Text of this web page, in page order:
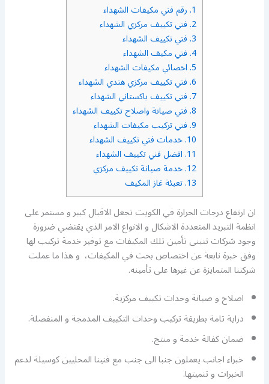
1. رقم فني مكيفات الشهداء
2. فني تكييف مركزي الشهداء
3. فني تكييف الشهداء
4. فني مكيف الشهداء
5. اخصائي مكيفات الشهداء
6. فني تكييف مركزي هندي الشهداء
7. فني تكييف باكستاني الشهداء
8. فني صيانة واصلاح تكييف الشهداء
9. فني تركيب مكيفات الشهداء
10. خدمات فني تكييف الشهداء
11. افضل فني تكييف الشهداء
12. خدمة صيانة تكييف مركزي
13. تعبئة غاز المكيف
ان ارتفاع درجات الحرارة في الكويت تجعل الاقبال كبير و مستمر على
انظمة التبريد المتعددة الاشكال و الانواع الامر الذي يقتضي ضرورة
وجود شركات تتبنى تأمين تلك المكيفات مع توفير خدمة تركيب لها
وفق خبرة نابعة عن اختصاص بحت في المكيفات، و هذا ما عملت
شركتنا المتمايزة عن غيرها على تأمينه.
اصلاح و صيانة وحدات تكييف مركزية.
دراية تامة بطريقة تركيب وحدات التكييف المدمجة و المنفصلة.
ضمان كفالة خدمة و منتج.
خبراء اجانب يعملون جنبا الى جنب مع فنينا المحليين كوسيلة لدعم
الخبرات و تنميتها.